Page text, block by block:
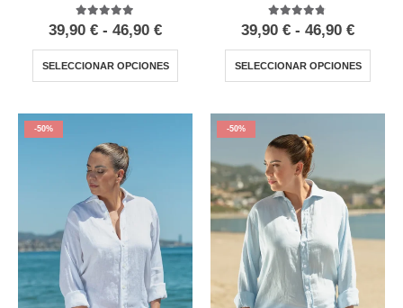
5.00 out of 5
39,90 € - 46,90 €
SELECCIONAR OPCIONES
4.67 out of 5
39,90 € - 46,90 €
SELECCIONAR OPCIONES
-50% -50%